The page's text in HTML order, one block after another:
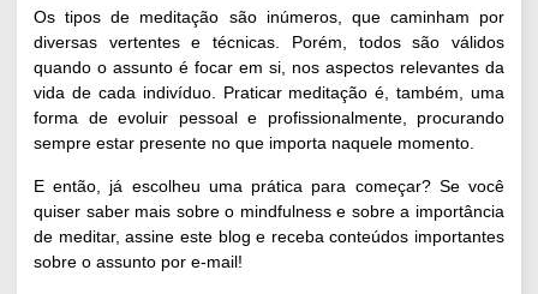
Os tipos de meditação são inúmeros, que caminham por
diversas vertentes e técnicas. Porém, todos são válidos
quando o assunto é focar em si, nos aspectos relevantes da
vida de cada indivíduo. Praticar meditação é, também, uma
forma de evoluir pessoal e profissionalmente, procurando
sempre estar presente no que importa naquele momento
E então, já escolheu uma prática para começar? Se você
quiser saber mais sobre o mindfulness e sobre a importância
de meditar,assine este blog e receba conteúdos importantes
sobre o assunto por e-mail!